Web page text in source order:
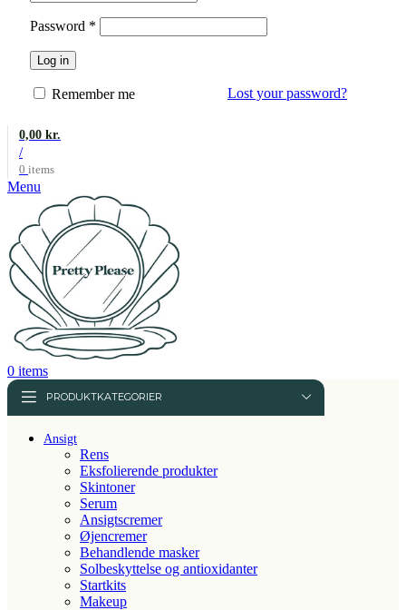
Password *
Log in
Lost your password?
Remember me
0 items
/
0,00 kr.
Menu
0 items
PRODUKTKATEGORIER
Ansigt
Rens
Eksfolierende produkter
Skintoner
Serum
Ansigtscremer
Øjencremer
Behandlende masker
Solbeskyttelse og antioxidanter
Startkits
Makeup